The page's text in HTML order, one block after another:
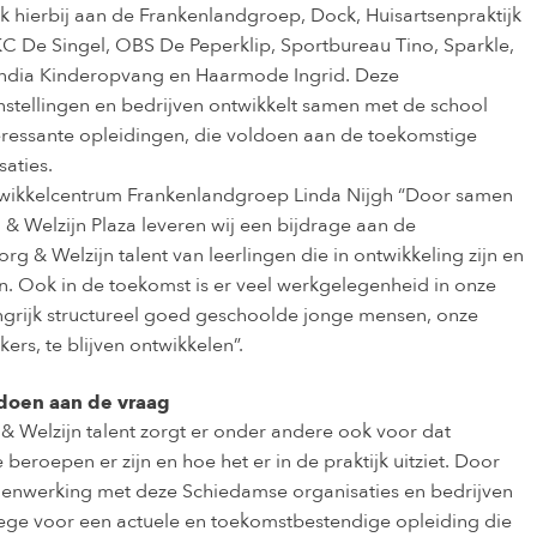
hierbij aan de Frankenlandgroep, Dock, Huisartsenpraktijk
De Singel, OBS De Peperklip, Sportbureau Tino, Sparkle,
Kinderopvang en Haarmode Ingrid. Deze
en bedrijven ontwikkelt samen met de school
opleidingen, die voldoen aan de toekomstige
Frankenlandgroep Linda Nijgh “Door samen
Welzijn Plaza leveren wij een bijdrage aan de
& Welzijn talent van leerlingen die in ontwikkeling zijn en
Ook in de toekomst is er veel werkgelegenheid in onze
structureel goed geschoolde jonge mensen, onze
te blijven ontwikkelen”.
aan de vraag
Welzijn talent zorgt er onder andere ook voor dat
er zijn en hoe het er in de praktijk uitziet. Door
met deze Schiedamse organisaties en bedrijven
voor een actuele en toekomstbestendige opleiding die